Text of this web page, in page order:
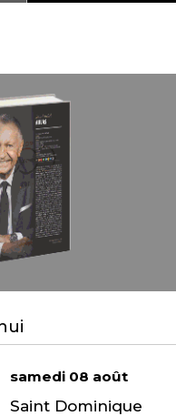
samedi 08 août
Saint Dominique